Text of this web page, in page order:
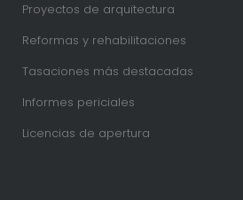
Proyectos de arquitectura
Reformas y rehabilitaciones
Tasaciones más destacadas
Informes periciales
Licencias de apertura